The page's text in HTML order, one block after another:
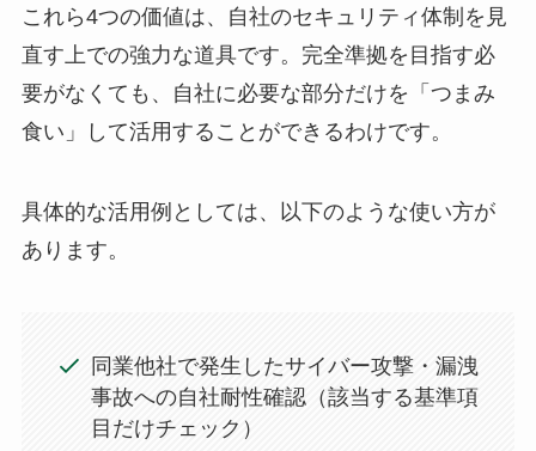
これら4つの価値は、自社のセキュリティ体制を見
直す上での強力な道具です。完全準拠を目指す必
要がなくても、自社に必要な部分だけを「つまみ
食い」して活用することができるわけです。
具体的な活用例としては、以下のような使い方が
あります。
同業他社で発生したサイバー攻撃・漏洩
事故への自社耐性確認（該当する基準項
目だけチェック）